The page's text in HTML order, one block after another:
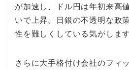
が加速し、ドル円は年初来高
いで上昇。日銀の不透明な政
性を難しくしている気がしま
さらに大手格付け会社のフィ